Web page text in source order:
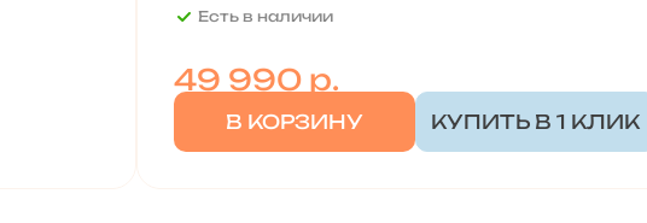
Есть в наличии
49 990р.
В КОРЗИНУ КУПИТЬ В 1 КЛИК